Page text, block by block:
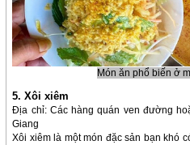
Món ăn phổ biến ở
5. Xôi xiêm
Địa chỉ: Các hàng quán ven đường
Giang
Xôi xiêm là một món đặc sản bạn khó